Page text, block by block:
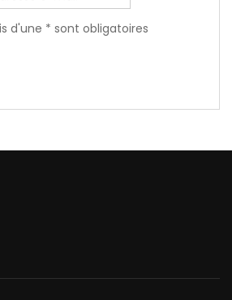
d'une * sont obligatoires